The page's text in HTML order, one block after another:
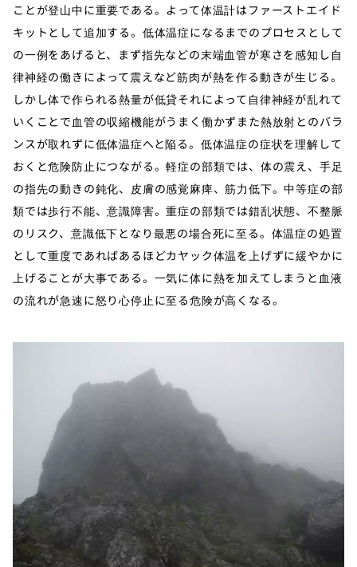
ことが登山中に重要である。よって体温計はファーストエイド
キットとして追加する。低体温症になるまでのプロセスとして
の一例をあげると、まず指先などの末端血管が寒さを感知し自
律神経の働きによって震えなど筋肉が熱を作る動きが生じる。
しかし体で作られる熱量が低貸それによって自律神経が乱れて
いくことで血管の収縮機能がうまく働かずまた熱放射とのバラ
ンスが取れずに低体温症へと陥る。低体温症の症状を理解して
おくと危険防止につながる。軽症の部類では、体の震え、手足
の指先の動きの鈍化、皮膚の感覚麻痺、筋力低下。中等症の部
類では歩行不能、意識障害。重症の部類では錯乱状態、不整脈
のリスク、意識低下となり最悪の場合死に至る。体温症の処置
として重度であればあるほどカヤック体温を上げずに緩やかに
上げることが大事である。一気に体に熱を加えてしまうと血液
の流れが急速に怒り心停止に至る危険が高くなる。